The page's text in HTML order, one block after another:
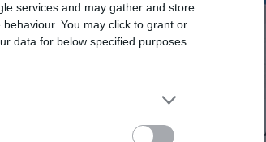
services and may gather and store
You may click to grant or
data for below specified purposes
πρέπει